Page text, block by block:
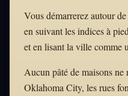
Vous démarrerez autour
en suivant les indices à
et en lisant la ville comme
Aucun pâté de maisons
Oklahoma City, les rues